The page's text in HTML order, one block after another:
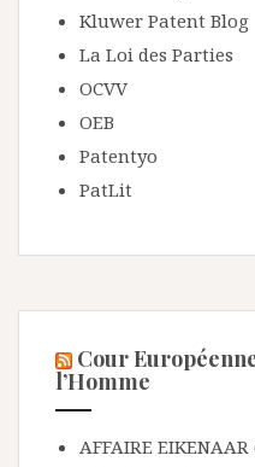
Kluwer Patent Blog
La Loi des Parties
OCVV
OEB
Patentyo
PatLit
Cour
l’Homme
AFFAIRE EIKENAAR